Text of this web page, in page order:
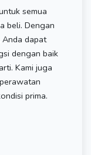
semua
beli. Dengan
Anda dapat
dengan baik
Kami juga
prima.